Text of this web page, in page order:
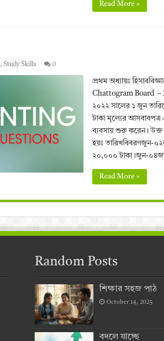
Read More »
, Study Skills 0
প্রথম অধ্যায়ঃ
Chattogram Board –
২০২২ সালের ১ জুন
টাকা মূল্যের আসবাবপত্র
ব্যবসায় শুরু করেন। উক্ত
হয়ঃ তারিখবিবরণজুন-
২০,০০০ টাকা।জুন-
Read More »
Random Posts
শিক্ষার সহজ পাঠ
October 14, 2025
বদলে যাচ্ছে